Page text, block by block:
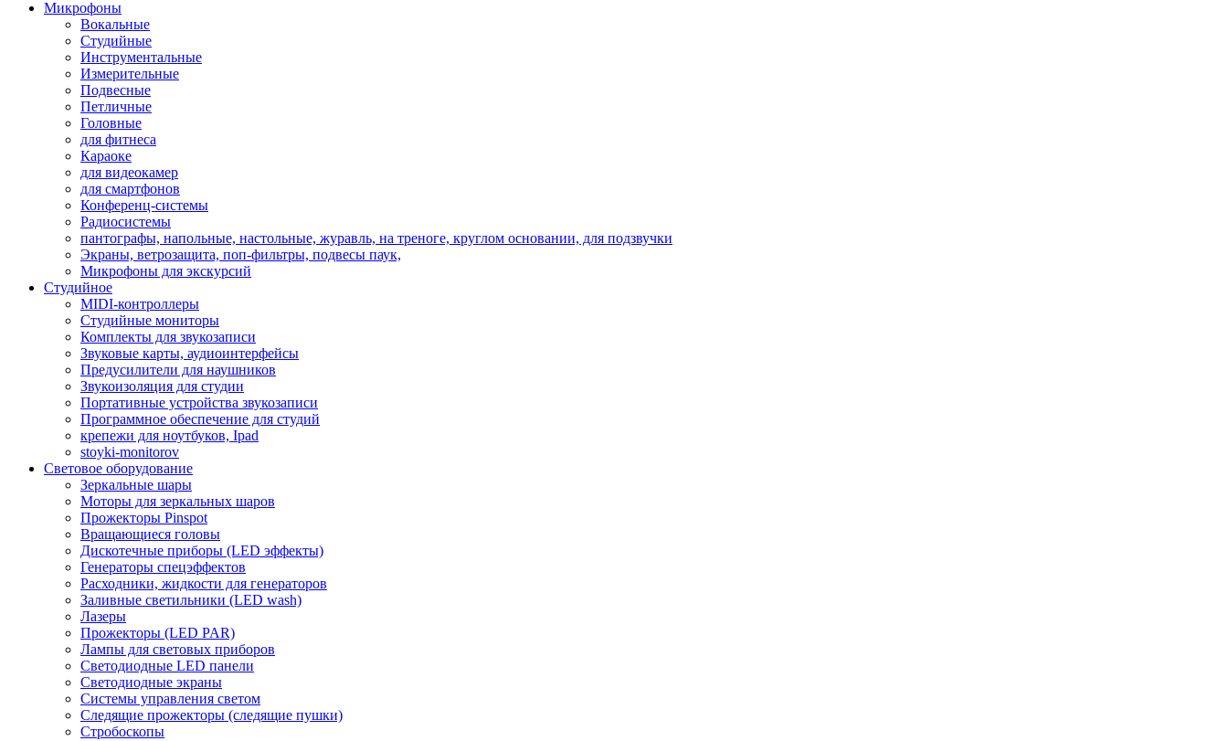
Микрофоны
Вокальные
Студийные
Инструментальные
Измерительные
Подвесные
Петличные
Головные
для фитнеса
Караоке
для видеокамер
для смартфонов
Конференц-системы
Радиосистемы
пантографы, напольные, настольные, журавль, на треноге, круглом основании, для подзвучки
Экраны, ветрозащита, поп-фильтры, подвесы паук,
Микрофоны для экскурсий
Студийное
MIDI-контроллеры
Студийные мониторы
Комплекты для звукозаписи
Звуковые карты, аудиоинтерфейсы
Предусилители для наушников
Звукоизоляция для студии
Портативные устройства звукозаписи
Программное обеспечение для студий
крепежи для ноутбуков, Ipad
stoyki-monitorov
Световое оборудование
Зеркальные шары
Моторы для зеркальных шаров
Прожекторы Pinspot
Вращающиеся головы
Дискотечные приборы (LED эффекты)
Генераторы спецэффектов
Расходники, жидкости для генераторов
Заливные светильники (LED wash)
Лазеры
Прожекторы (LED PAR)
Лампы для световых приборов
Светодиодные LED панели
Светодиодные экраны
Системы управления светом
Следящие прожекторы (следящие пушки)
Стробоскопы